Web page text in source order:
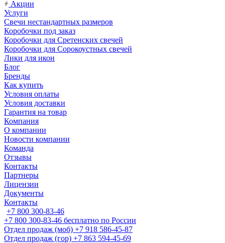
Акции
Услуги
Свечи нестандартных размеров
Коробочки под заказ
Коробочки для Сретенских свечей
Коробочки для Сорокоустных свечей
Лики для икон
Блог
Бренды
Как купить
Условия оплаты
Условия доставки
Гарантия на товар
Компания
О компании
Новости компании
Команда
Отзывы
Контакты
Партнеры
Лицензии
Документы
Контакты
+7 800 300-83-46
+7 800 300-83-46 бесплатно по России
Отдел продаж (моб) +7 918 586-45-87
Отдел продаж (гор) +7 863 594-45-69